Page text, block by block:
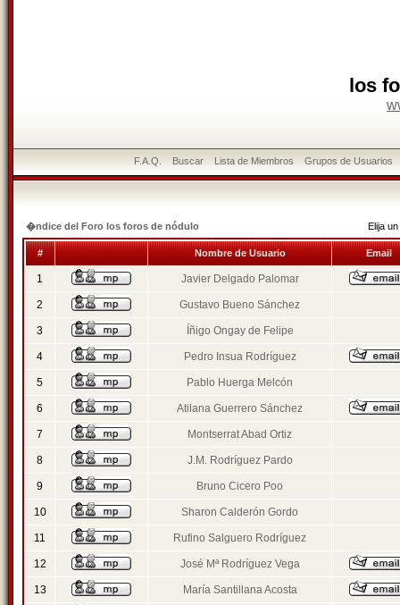
los
F.A.Q. Buscar Lista de Miembros Grupos de Usuarios
�ndice del Foro los foros de nódulo Elija
# Nombre de Usuario Email
1 Javier Delgado Palomar
2 Gustavo Bueno Sánchez
3 Íñigo Ongay de Felipe
4 Pedro Insua Rodríguez
5 Pablo Huerga Melcón
6 Atilana Guerrero Sánchez
7 Montserrat Abad Ortiz
8 J.M. Rodríguez Pardo
9 Bruno Cicero Poo
10 Sharon Calderón Gordo
11 Rufino Salguero Rodríguez
12 José Mª Rodríguez Vega
13 María Santillana Acosta